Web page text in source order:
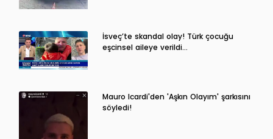
İsveç’te skandal olay! Türk çocuğu
eşcinsel aileye verildi…
Mauro Icardi'den 'Aşkın Olayım' şarkısını
söyledi!